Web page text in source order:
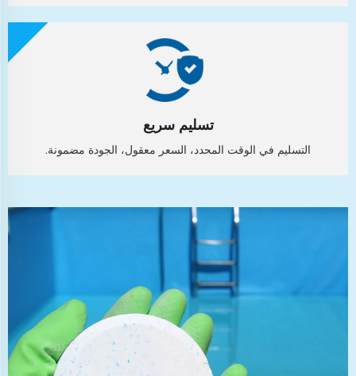
تسليم سريع
التسليم في الوقت المحدد، السعر معقول، الجودة مضمونة.